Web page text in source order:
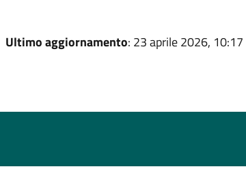
Ultimo aggiornamento: 23 aprile 2026, 10:17